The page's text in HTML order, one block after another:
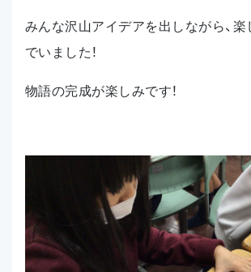
みんな沢山アイデアを出しながら、
でいました！
物語の完成が楽しみです！